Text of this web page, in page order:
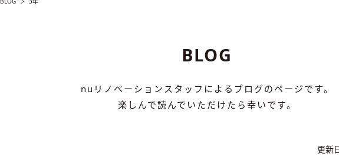
BLOG
nuリノベーションスタッフによるブログのページです。
楽しんで読んでいただけたら幸いです。
更